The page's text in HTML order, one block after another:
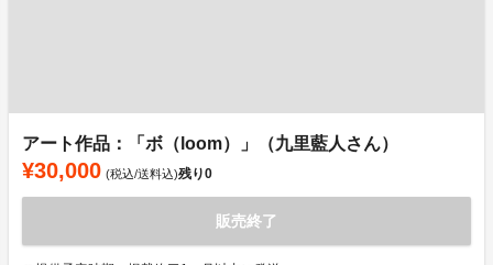
アート作品：「ボ（loom）」（九里藍人さん）
¥30,000 (税込/送料込)残り0
販売終了